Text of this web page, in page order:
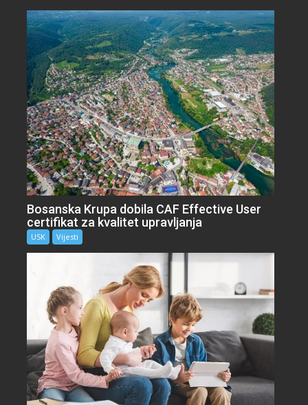
Bosanska Krupa dobila CAF Effective User
certifikat za kvalitet upravljanja
USK Vijesti